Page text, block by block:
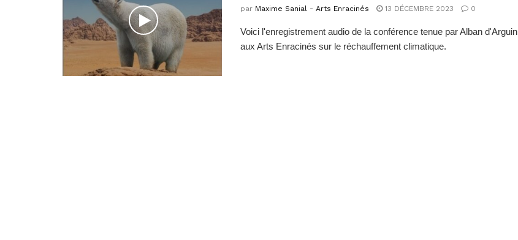
par Maxime Sanial - Arts Enracinés 13 DÉCEMBRE 2023 0
Voici l'enregistrement audio de la conférence tenue par Alban d'Arguin
aux Arts Enracinés sur le réchauffement climatique.